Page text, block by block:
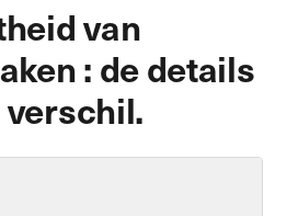
van
: de details